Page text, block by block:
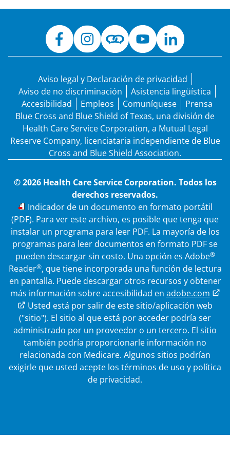
Aviso legal y Declaración de privacidad
Aviso de no discriminación
Asistencia lingüística
Accesibilidad
Empleos Comuníquese
Prensa
Blue Cross and Blue Shield of Texas, una división de
Health Care Service Corporation, a Mutual Legal
Reserve Company, licenciataria independiente de Blue
Cross and Blue Shield Association.
© 2026 Health Care Service Corporation. Todos los
derechos reservados.
PDF
Indicador de un documento en formato portátil
(PDF). Para ver este archivo, es posible que tenga que
instalar un programa para leer PDF. La mayoría de los
programas para leer documentos en formato PDF se
pueden descargar sin costo. Una opción es Adobe®
Reader®, que tiene incorporada una función de lectura
en pantalla. Puede descargar otros recursos y obtener
más información sobre accesibilidad en adobe.com
Enlace externo
Usted está por salir de este sitio/aplicación web
("sitio"). El sitio al que está por acceder podría ser
administrado por un proveedor o un tercero. El sitio
también podría proporcionarle información no
relacionada con Medicare. Algunos sitios podrían
exigirle que usted acepte los términos de uso y política
de privacidad.